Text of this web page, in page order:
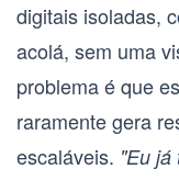
digitais isoladas,
acolá, sem uma
problema é que
raramente gera
escaláveis. "Eu já